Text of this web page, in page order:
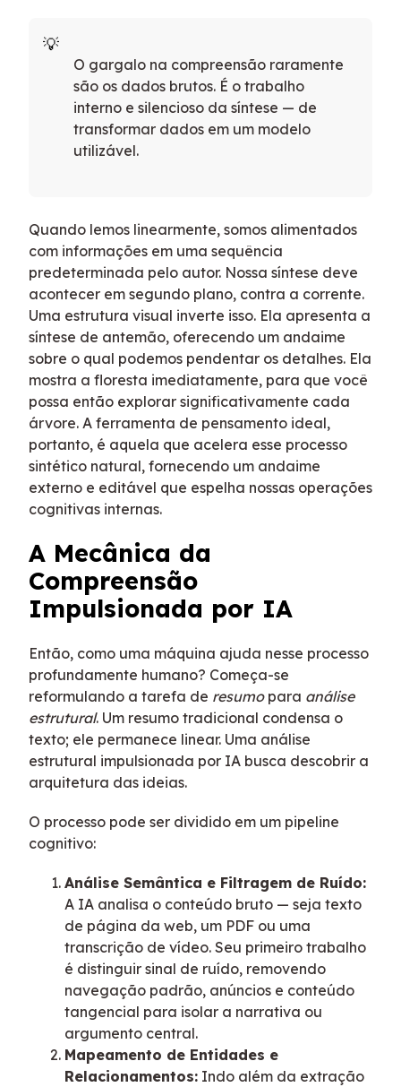
O gargalo na compreensão raramente
são os dados brutos. É o trabalho
interno e silencioso da síntese — de
transformar dados em um modelo
utilizável.
Quando lemos linearmente, somos alimentados
com informações em uma sequência
predeterminada pelo autor. Nossa síntese deve
acontecer em segundo plano, contra a corrente.
Uma estrutura visual inverte isso. Ela apresenta a
síntese de antemão, oferecendo um andaime
sobre o qual podemos pendentar os detalhes. Ela
mostra a floresta imediatamente, para que você
possa então explorar significativamente cada
árvore. A ferramenta de pensamento ideal,
portanto, é aquela que acelera esse processo
sintético natural, fornecendo um andaime
externo e editável que espelha nossas operações
cognitivas internas.
A Mecânica da
Compreensão
Impulsionada por IA
Então, como uma máquina ajuda nesse processo
profundamente humano? Começa-se
reformulando a tarefa de resumopara análise
estrutural. Um resumo tradicional condensa o
texto; ele permanece linear. Uma análise
estrutural impulsionada por IA busca descobrir a
arquitetura das ideias.
O processo pode ser dividido em um pipeline
cognitivo:
Análise Semântica e Filtragem de Ruído:
A IA analisa o conteúdo bruto — seja texto
de página da web, um PDF ou uma
transcrição de vídeo. Seu primeiro trabalho
é distinguir sinal de ruído, removendo
navegação padrão, anúncios e conteúdo
tangencial para isolar a narrativa ou
argumento central.
Mapeamento de Entidades e
Relacionamentos: Indo além da extração